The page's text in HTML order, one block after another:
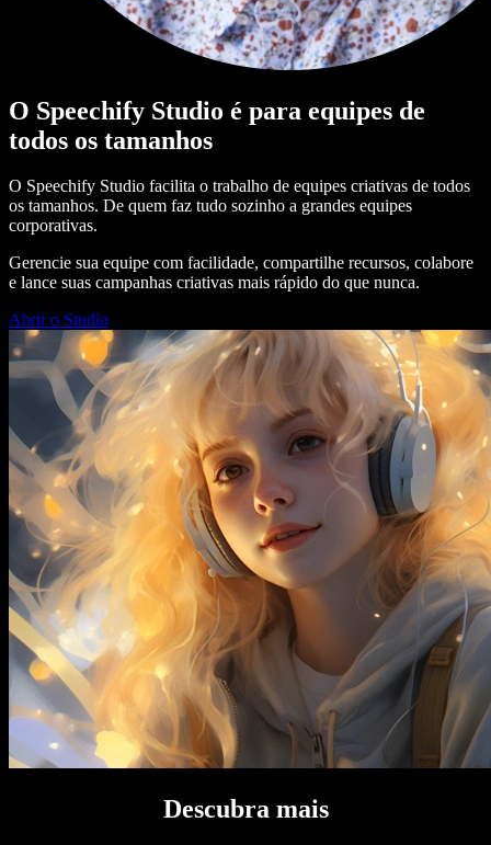
O Speechify Studio é para equipes de
todos os tamanhos
O Speechify Studio facilita o trabalho de equipes criativas de todos
os tamanhos. De quem faz tudo sozinho a grandes equipes
corporativas.
Gerencie sua equipe com facilidade, compartilhe recursos, colabore
e lance suas campanhas criativas mais rápido do que nunca.
Abrir o Studio
Descubra mais